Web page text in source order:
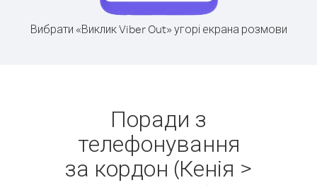
Вибрати «Виклик Viber Out» угорі екрана розмови
Поради з
телефонування
за кордон (Кенія >